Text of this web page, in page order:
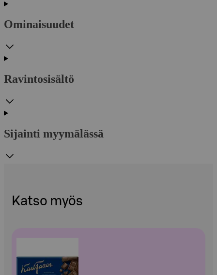
Ominaisuudet
Ravintosisältö
Sijainti myymälässä
Katso myös